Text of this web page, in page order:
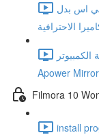
بي اس بدل
-
Apower